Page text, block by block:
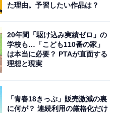
た理由。予習したい作品は？
20年間「駆け込み実績ゼロ」の
学校も…「こども110番の家」
は本当に必要？ PTAが直面する
理想と現実
「青春18きっぷ」販売激減の裏
に何が？ 連続利用の厳格化だけ